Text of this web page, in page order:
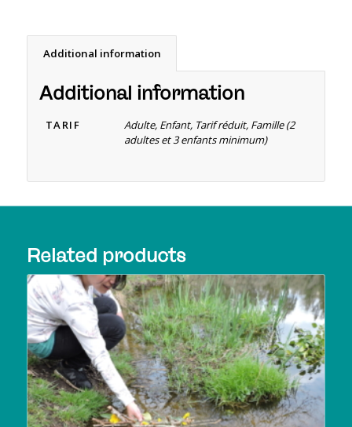
Additional information
Additional information
TARIF
Adulte, Enfant, Tarif réduit, Famille (2
adultes et 3 enfants minimum)
Related products